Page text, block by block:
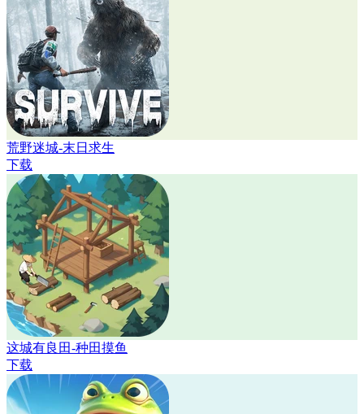
荒野迷城-末日求生
下载
这城有良田-种田摸鱼
下载